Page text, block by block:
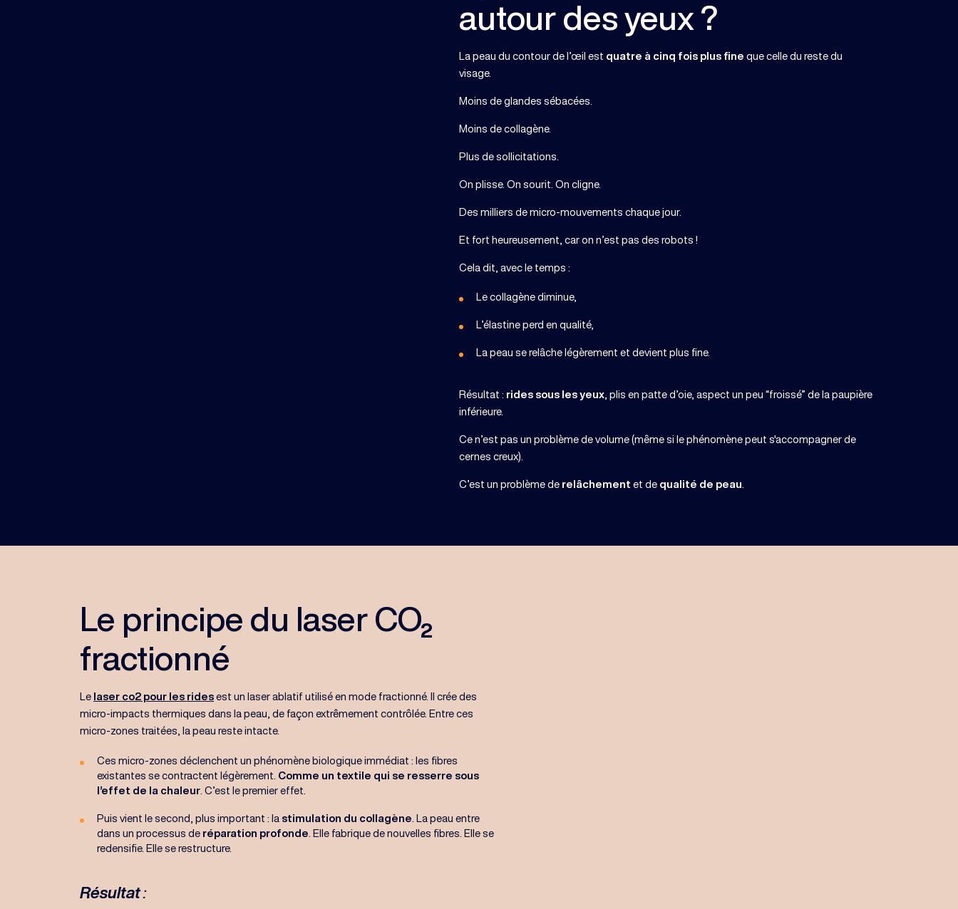
autour des yeux ?
La peau du contour de l’œil est quatre à cinq fois plus fine que celle du reste du
visage.
Moins de glandes sébacées.
Moins de collagène.
Plus de sollicitations.
On plisse. On sourit. On cligne.
Des milliers de micro-mouvements chaque jour.
Et fort heureusement, car on n’est pas des robots !
Cela dit, avec le temps :
Le collagène diminue,
L’élastine perd en qualité,
La peau se relâche légèrement et devient plus fine.
Résultat : rides sous les yeux, plis en patte d’oie, aspect un peu “froissé” de la paupière
inférieure.
Ce n’est pas un problème de volume (même si le phénomène peut s'accompagner de
cernes creux).
C’est un problème de relâchement et de qualité de peau
Le principe du laser CO₂
fractionné
Le laser co2 pour les rides est un laser ablatif utilisé en mode fractionné. Il crée des
micro-impacts thermiques dans la peau, de façon extrêmement contrôlée. Entre ces
micro-zones traitées, la peau reste intacte.
Ces micro-zones déclenchent un phénomène biologique immédiat : les fibres
existantes se contractent légèrement. Comme un textile qui se resserre sous
l’effet de la chaleur . C’est le premier effet.
Puis vient le second, plus important : la stimulation du collagène . La peau entre
dans un processus de réparation profonde . Elle fabrique de nouvelles fibres. Elle se
redensifie. Elle se restructure.
Résultat: